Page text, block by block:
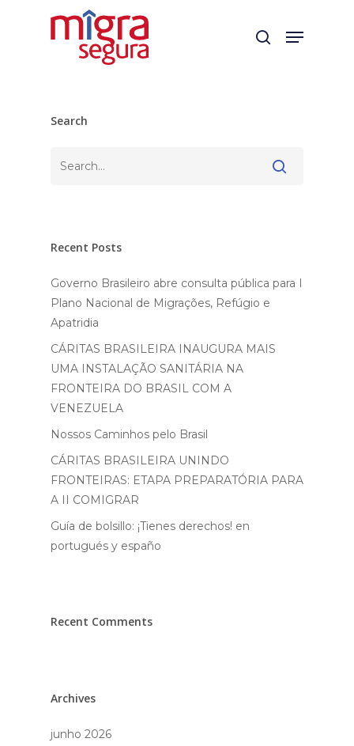
search
Menu
Search
Recent Posts
Governo Brasileiro abre consulta pública para I
Plano Nacional de Migrações, Refúgio e
Apatridia
CÁRITAS BRASILEIRA INAUGURA MAIS
UMA INSTALAÇÃO SANITÁRIA NA
FRONTEIRA DO BRASIL COM A
VENEZUELA
Nossos Caminhos pelo Brasil
CÁRITAS BRASILEIRA UNINDO
FRONTEIRAS: ETAPA PREPARATÓRIA PARA
A II COMIGRAR
Guía de bolsillo: ¡Tienes derechos! en
portugués y españo
Recent Comments
Archives
junho 2026